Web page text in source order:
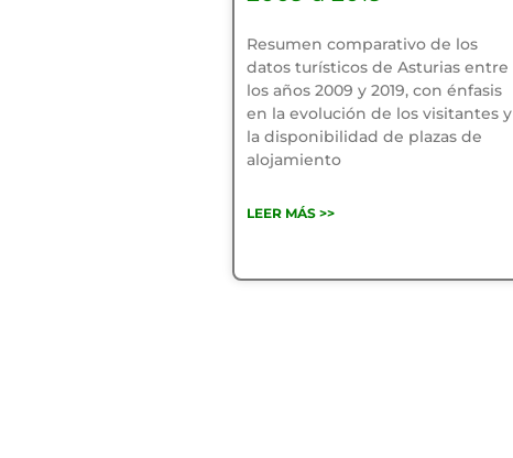
Resumen comparativo de los
datos turísticos de Asturias entre
los años 2009 y 2019, con énfasis
en la evolución de los visitantes y
la disponibilidad de plazas de
alojamiento
LEER MÁS >>